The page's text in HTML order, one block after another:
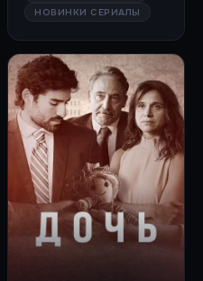
НОВИНКИ СЕРИАЛЫ